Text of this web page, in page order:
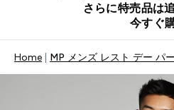
さらに特売品は
今すぐ
Home MP メンズ レスト デー パ